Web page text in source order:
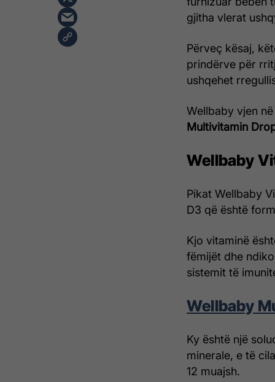
gjitha vlerat
Përveç kësaj,
prindërve për
ushqehet
Wellbaby vjen
Multivitamin
Wellbaby
Pikat Wellbaby
D3 që është
Kjo vitaminë
fëmijët dhe
sistemit të
Wellbaby
Ky është një
minerale, e të
12 muajsh.